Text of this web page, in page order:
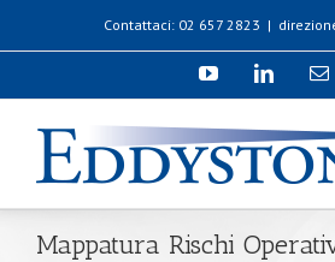
Contattaci: 02 657 2823 |
Mappatura Rischi